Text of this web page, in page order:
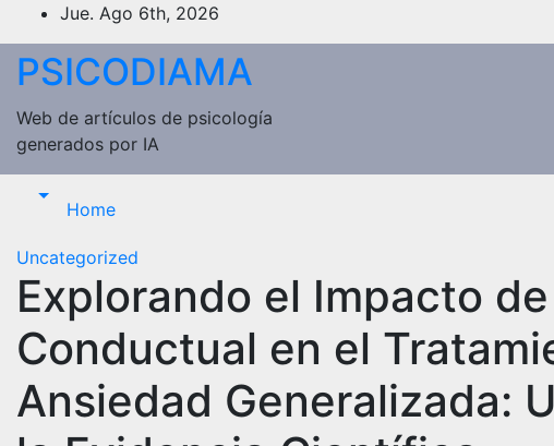
Saltar
al
contenido
Jue. Ago 6th, 2026
PSICODIAMA
Web de artículos de psicología
generados por IA
Home
Uncategorized
Explorando el Impacto
Conductual en el
Ansiedad Generalizada: